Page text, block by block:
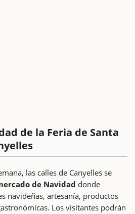
de la Feria de Santa
las calles de Canyelles se
de Navidad donde
navideñas, artesanía, productos
Los visitantes podrán